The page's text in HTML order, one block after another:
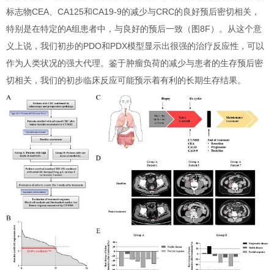
标志物CEA、CA125和CA19-9的减少与CRC的良好预后密切相关，
特别是在特定的A组患者中，与良好的预后一致（图8F）。从这个意
义上说，我们初步的PDO和PDX模型显示出很强的治疗反应性，可以
作为人类状况的强大代理。鉴于肿瘤负荷的减少与患者的生存预后密
切相关，我们的初步临床反应可能预示着有利的长期生存结果。